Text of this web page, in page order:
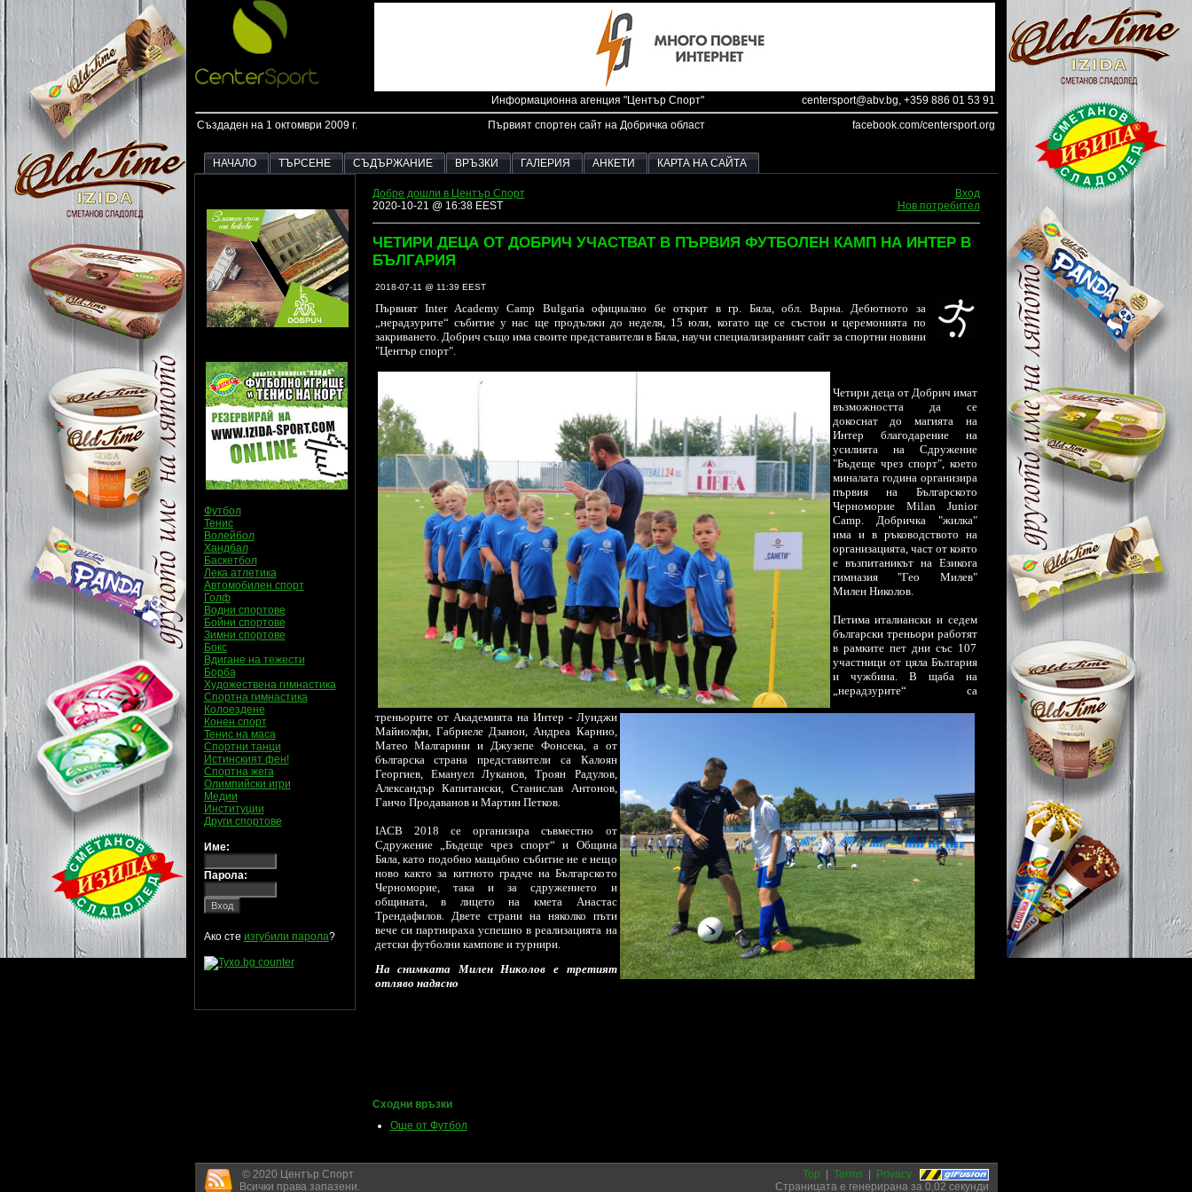
Информационна агенция "Център Спорт" centersport@abv.bg, +359 886 01 53 91
Създаден на 1 октомври 2009 г. Първият спортен сайт на Добричка област facebook.com/centersport.org
НАЧАЛО ТЪРСЕНЕ СЪДЪРЖАНИЕ ВРЪЗКИ ГАЛЕРИЯ АНКЕТИ КАРТА НА САЙТА
Вход
Нов потребител
Добре дошли в Център Спорт
2020-10-21 @ 16:38 EEST
ЧЕТИРИ ДЕЦА ОТ ДОБРИЧ УЧАСТВАТ В ПЪРВИЯ ФУТБОЛЕН КАМП НА ИНТЕР В
БЪЛГАРИЯ
2018-07-11 @ 11:39 EEST
Първият Inter Academy Camp Bulgaria официално бе открит в гр. Бяла, обл. Варна. Дебютното за
„нерадзурите“ събитие у нас ще продължи до неделя, 15 юли, когато ще се състои и церемонията по
закриването. Добрич също има своите представители в Бяла, научи специализираният сайт за спортни новини
"Център спорт".
Четири деца от Добрич имат
възможността да се
докоснат до магията на
Интер благодарение на
усилията на Сдружение
"Бъдеще чрез спорт", което
миналата година организира
първия на Българското
Черноморие Milan Junior
Camp. Добричка "жилка"
има и в ръководството на
организацията, част от която
е възпитаникът на Езикога
гимназия "Гео Милев"
Милен Николов.
Петима италиански и седем
български треньори работят
в рамките пет дни със 107
участници от цяла България
и чужбина. В щаба на
„нерадзурите“ са
треньорите от Академията на Интер - Луиджи
Майнолфи, Габриеле Дзанон, Андреа Карнио,
Матео Малгарини и Джузепе Фонсека, а от
българска страна представители са Калоян
Георгиев, Емануел Луканов, Троян Радулов,
Александър Капитански, Станислав Антонов,
Ганчо Продаванов и Мартин Петков.
IACB 2018 се организира съвместно от
Сдружение „Бъдеще чрез спорт“ и Община
Бяла, като подобно мащабно събитие не е нещо
ново както за китното градче на Българското
Черноморие, така и за сдружението и
общината, в лицето на кмета Анастас
Трендафилов. Двете страни на няколко пъти
вече си партнираха успешно в реализацията на
детски футболни кампове и турнири.
На снимката Милен Николов е третият
отляво надясно
Сходни връзки
Още от Футбол
Футбол
Тенис
Волейбол
Хандбал
Баскетбол
Лека атлетика
Автомобилен спорт
Голф
Водни спортове
Бойни спортове
Зимни спортове
Бокс
Вдигане на тежести
Борба
Художествена гимнастика
Спортна гимнастика
Колоездене
Конен спорт
Тенис на маса
Спортни танци
Истинският фен!
Спортна жега
Олимпийски игри
Медии
Институции
Други спортове
Име:
Парола:
Ако сте изгубили парола?
Top | Terms| Privacy
Страницата е генерирана за 0,02 секунди
© 2020 Център Спорт
Всички права запазени.